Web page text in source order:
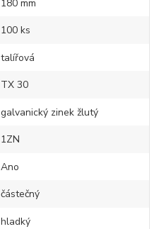
180 mm
100 ks
talířová
TX 30
galvanický zinek žlutý
1ZN
Ano
částečný
hladký